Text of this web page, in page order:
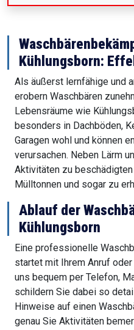
Kühlungsborn:
Als äußerst lernfähige und
erobern Waschbären
Lebensräume wie
besonders in Dachböden,
Garagen wohl und können
verursachen. Neben Lärm
Aktivitäten zu
Mülltonnen und sogar zu
Ablauf der
Kühlungsborn
Eine professionelle
startet mit Ihrem Anruf
uns bequem per Telefon,
schildern Sie dabei so
Hinweise auf einen
genau Sie Aktivitäten